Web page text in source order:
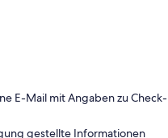
E-Mail mit Angaben zu Check-
gestellte Informationen